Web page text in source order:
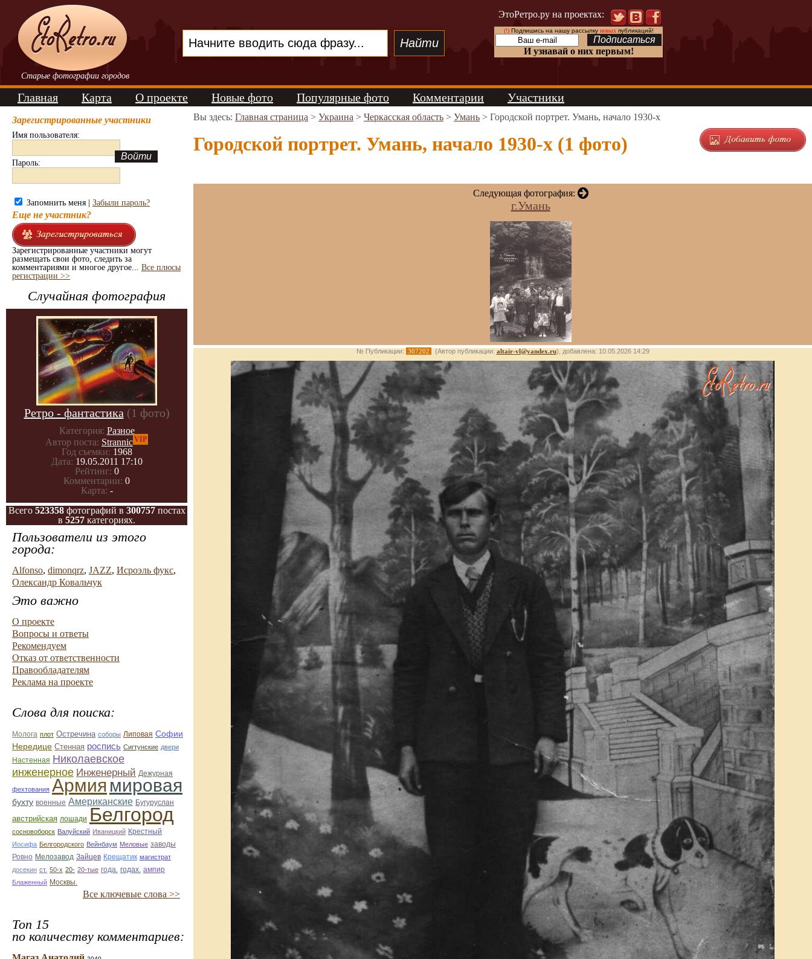
Старые фотографии городов
ЭтоРетро.ру на проектах:
(!)Подпишись на нашу рассылку новыхпубликаций!
И узнавай о них первым!
Главная Карта О проекте Новые фото Популярные фото Комментарии Участники
Зарегистрированные участники
Имя пользователя:
Пароль:
Запомнить меня | Забыли пароль?
Еще не участник?
Зарегистрированные участники могут
размещать свои фото, следить за
комментариями и многое другое... Все плюсы
регистрации >>
Случайная фотография
Ретро - фантастика (1 фото)
Категория: Разное
Автор поста: StrannicVIP
Год съемки: 1968
Дата: 19.05.2011 17:10
Рейтинг: 0
Комментарии: 0
Карта: -
Всего 523358фотографий в 300757постах
в 5257 категориях.
Пользователи из этого
города:
Alfonso, dimonqrz, JAZZ, Исроэль фукс,
Олександр Ковальчук
Это важно
О проекте
Вопросы и ответы
Рекомендуем
Отказ от ответственности
Правообладателям
Реклама на проекте
Слова для поиска:
Молога плот Остречина соборы Липовая Софии
Нередице Стенная роспись Сигтунские двери
Настенная Николаевское
инженерное Инженерный Дежурная
фехтования Армия мировая
бухту военные Американские Бугуруслан
австрийская лошади Белгород
сосновоборск Валуйский Иваницкий Крестный
Иосифа Белгородского Вейнбаум Меловые заводы
Ровно Мелозавод Зайцев Крещатик магистрат
досекин ст. 50-х 20- 20-тые года. годах. ампир
Блаженный Москвы.
Все ключевые слова >>
Топ 15
по количеству комментариев:
Вы здесь: Главная страница > Украина > Черкасская область > Умань > Городской портрет. Умань, начало 1930-х
Городской портрет. Умань, начало 1930-х (1 фото)
Следующая фотография:
г.Умань
№ Публикации: 307202 (Автор публикации: altair-vl@yandex.ru), добавлена: 10.05.2026 14:29